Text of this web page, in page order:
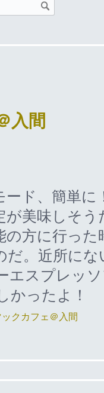
入間
ード、簡単に
が美味しそ
の方に行っ
だ。近所に
エスプレッ
かったよ！